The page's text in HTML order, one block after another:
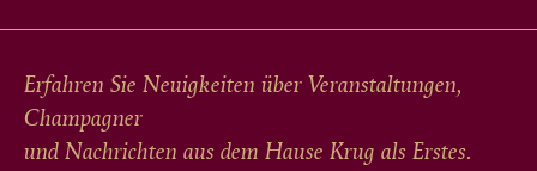
Erfahren Sie Neuigkeiten über Veranstaltungen,
Champagner
und Nachrichten aus dem Hause Krug als Erstes.